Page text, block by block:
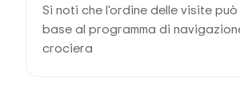
Si noti che l'ordine delle visite
base al programma di
crociera